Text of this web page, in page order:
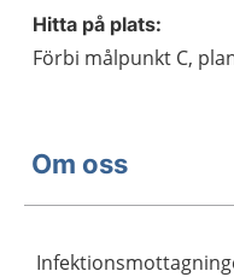
Hitta på plats:
Förbi målpunkt C,
Om oss